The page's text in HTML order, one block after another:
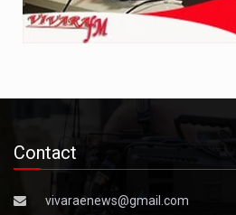
Contact
vivaraenews@gmail.com